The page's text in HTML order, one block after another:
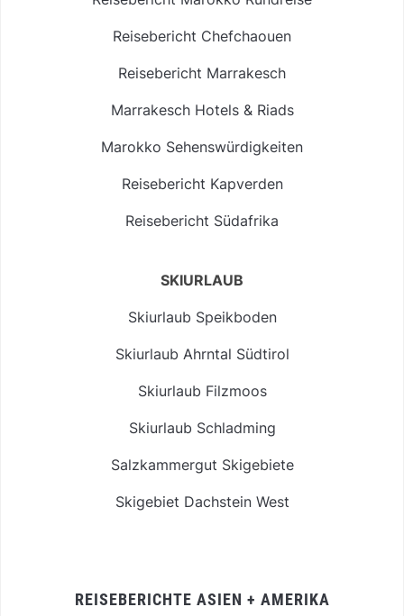
Reisebericht Chefchaouen
Reisebericht Marrakesch
Marrakesch Hotels & Riads
Marokko Sehenswürdigkeiten
Reisebericht Kapverden
Reisebericht Südafrika
SKIURLAUB
Skiurlaub Speikboden
Skiurlaub Ahrntal Südtirol
Skiurlaub Filzmoos
Skiurlaub Schladming
Salzkammergut Skigebiete
Skigebiet Dachstein West
REISEBERICHTE ASIEN + AMERIKA